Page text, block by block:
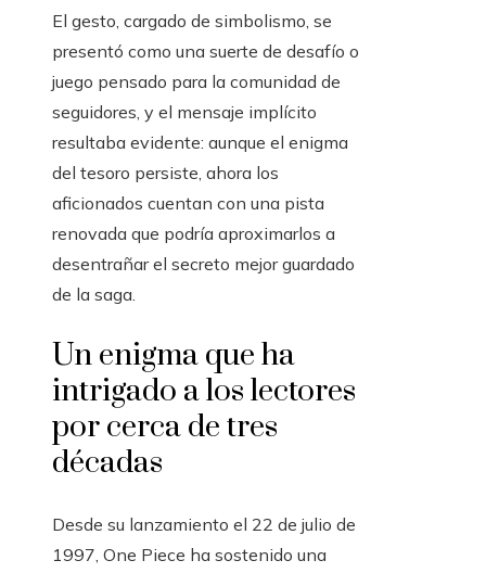
El gesto, cargado de simbolismo, se
presentó como una suerte de desafío o
juego pensado para la comunidad de
seguidores, y el mensaje implícito
resultaba evidente: aunque el enigma
del tesoro persiste, ahora los
aficionados cuentan con una pista
renovada que podría aproximarlos a
desentrañar el secreto mejor guardado
de la saga.
Un enigma que ha
intrigado a los lectores
por cerca de tres
décadas
Desde su lanzamiento el 22 de julio de
1997, One Piece ha sostenido una